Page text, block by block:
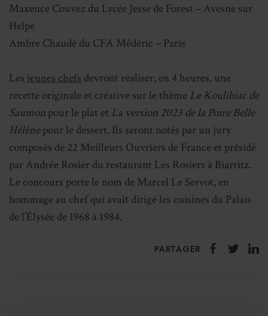
Maxence Couvez du Lycée Jesse de Forest – Avesne sur
Helpe
Ambre Chaudé du CFA Médéric – Paris
Lesjeunes chefs devront réaliser, en 4 heures, une
recette originale et créative sur le thème Le Koulibiac de
Saumon pour le plat et La version 2023 de la Poire Belle
Hélènepour le dessert. Ils seront notés par un jury
composés de 22 Meilleurs Ouvriers de France et présidé
par Andrée Rosier du restaurant Les Rosiers à Biarritz.
Le concours porte le nom de Marcel Le Servot, en
hommage au chef qui avait dirigé les cuisines du Palais
de l’Élysée de 1968 à 1984.
PARTAGER